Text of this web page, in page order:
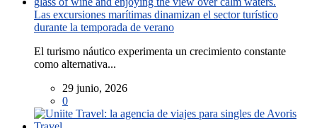
Las excursiones marítimas dinamizan el sector turístico
durante la temporada de verano
El turismo náutico experimenta un crecimiento constante
como alternativa...
29 junio, 2026
0